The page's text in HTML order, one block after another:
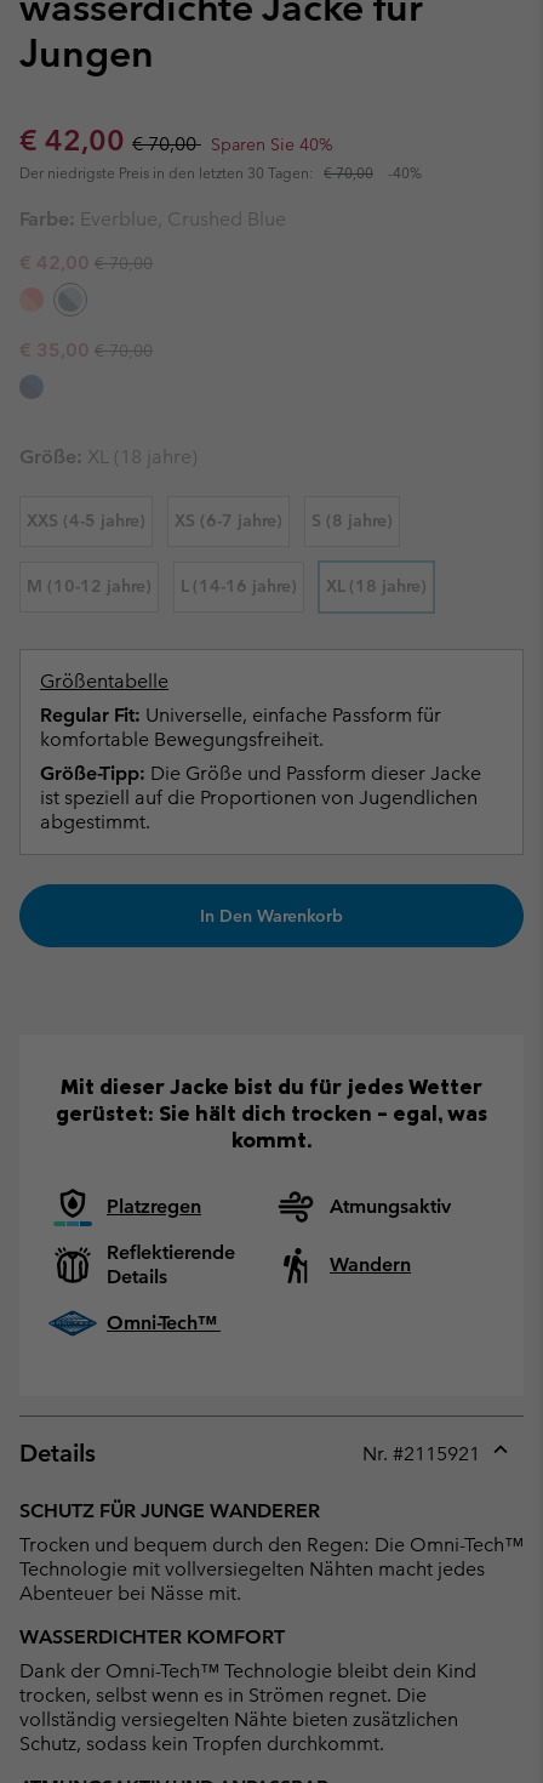
Jungen
Sale price:
€ 42,00 Regular price:
€ 70,00 Sparen Sie 40%
Der niedrigste Preis in den letzten 30 Tagen: € 70,00 -40%
Farbe: Everblue, Crushed Blue
Sale price:
€ 42,00 Regular price:
€ 70,00
Sale price:
€ 35,00 Regular price:
€ 70,00
Größe: XL (18 jahre)
XXS (4-5 jahre) XS (6-7 jahre) S (8 jahre)
M (10-12 jahre) L (14-16 jahre) XL (18 jahre)
Größentabelle
Regular Fit: Universelle, einfache Passform für
komfortable Bewegungsfreiheit.
Größe-Tipp: Die Größe und Passform dieser Jacke
ist speziell auf die Proportionen von Jugendlichen
abgestimmt.
In Den Warenkorb
Mit dieser Jacke bist du für jedes Wetter
gerüstet: Sie hält dich trocken – egal, was
kommt.
Platzregen
Atmungsaktiv
Reflektierende
Details
Wandern
Omni-Tech™
Details Nr. #2115921
SCHUTZ FÜR JUNGE WANDERER
Trocken und bequem durch den Regen: Die Omni-Tech™
Technologie mit vollversiegelten Nähten macht jedes
Abenteuer bei Nässe mit.
WASSERDICHTER KOMFORT
Dank der Omni-Tech™ Technologie bleibt dein Kind
trocken, selbst wenn es in Strömen regnet. Die
vollständig versiegelten Nähte bieten zusätzlichen
Schutz, sodass kein Tropfen durchkommt.